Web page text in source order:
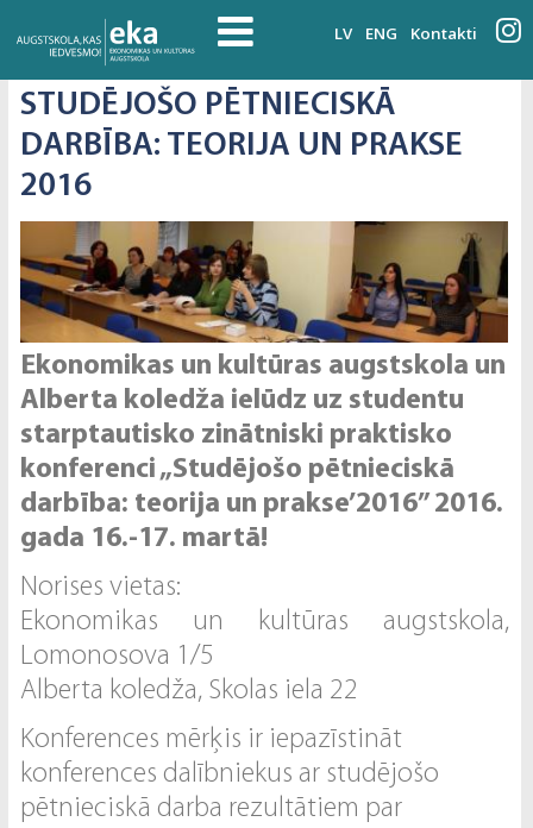
LV ENG Kontakti
STUDĒJOŠO PĒTNIECISKĀ
DARBĪBA: TEORIJA UN PRAKSE
2016
Ekonomikas un kultūras augstskola un
Alberta koledža ielūdz uz studentu
starptautisko zinātniski praktisko
konferenci „Studējošo pētnieciskā
darbība: teorija un prakse’2016” 2016.
gada 16.-17. martā!
Norises vietas:
Ekonomikas un kultūras augstskola,
Lomonosova 1/5
Alberta koledža, Skolas iela 22
Konferences mērķis ir iepazīstināt
konferences dalībniekus ar studējošo
pētnieciskā darba rezultātiem par